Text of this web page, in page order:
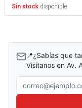
Sin stock disponible
📍¿Sabías que
Visítanos en Av.
Correo